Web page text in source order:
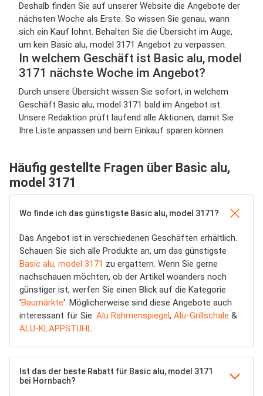
Deshalb finden Sie auf unserer Website die Angebote der
nächsten Woche als Erste. So wissen Sie genau, wann
sich ein Kauf lohnt. Behalten Sie die Übersicht im Auge,
um kein Basic alu, model 3171 Angebot zu verpassen.
In welchem Geschäft ist Basic alu, model
3171 nächste Woche im Angebot?
Durch unsere Übersicht wissen Sie sofort, in welchem
Geschäft Basic alu, model 3171 bald im Angebot ist.
Unsere Redaktion prüft laufend alle Aktionen, damit Sie
Ihre Liste anpassen und beim Einkauf sparen können.
Häufig gestellte Fragen über Basic alu,
model 3171
Wo finde ich das günstigste Basic alu, model 3171?
Das Angebot ist in verschiedenen Geschäften erhältlich.
Schauen Sie sich alle Produkte an, um das günstigste
Basic alu, model 3171 zu ergattern. Wenn Sie gerne
nachschauen möchten, ob der Artikel woanders noch
günstiger ist, werfen Sie einen Blick auf die Kategorie
'Baumärkte'. Möglicherweise sind diese Angebote auch
interessant für Sie: Alu Rahmenspiegel, Alu-Grillschale &
ALU-KLAPPSTUHL.
Ist das der beste Rabatt für Basic alu, model 3171
bei Hornbach?